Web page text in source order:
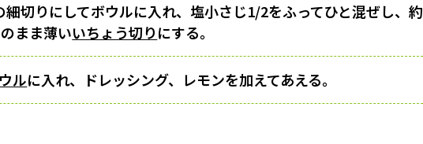
切りにしてボウルに入れ、塩小さじ1/2をふってひと混ぜし、約
まま薄いいちょう切りにする。
ルに入れ、ドレッシング、レモンを加えてあえる。